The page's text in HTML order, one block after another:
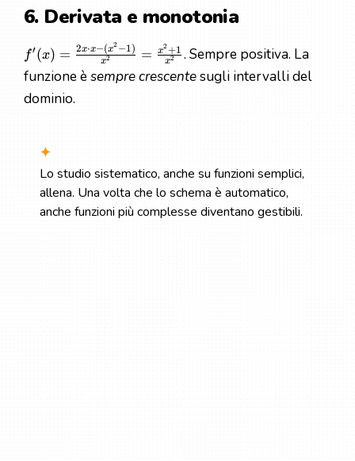
6. Derivata e monotonia
f′(x) = x2
2x⋅x−(x2 −1) = x2
x2 +1 . Sempre positiva. La
funzione èsempre crescentesugli intervalli del
dominio.
Lo studio sistematico, anche su funzioni semplici,
allena. Una volta che lo schema è automatico,
anche funzioni più complesse diventano gestibili.